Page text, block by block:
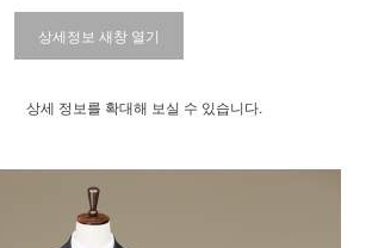
상세정보 새창 열기
상세 정보를 확대해 보실 수 있습니다.